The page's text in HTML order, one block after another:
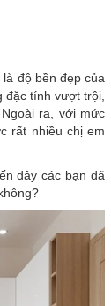
độ bền đẹp của
đặc tính vượt trội,
ra, với mức
rất nhiều chị em
đây các bạn đã